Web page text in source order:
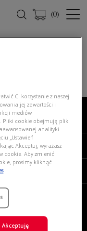
(0)
Ci korzystanie z naszej
jej zawartości i
mediów
Pliki cookie obejmują pliki
analityki.
„Ustawień
Akceptuj, wyrażasz
cookie. Aby zmienić
prosimy kliknąć
Akceptuję